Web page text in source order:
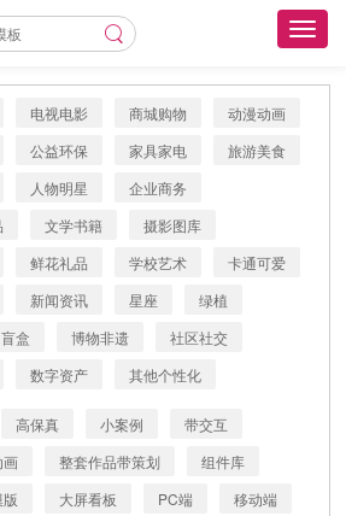
电视电影 商城购物
动漫动画
公益环保 家具家电
旅游美食
人物明星
企业商务
文学书籍
摄影图库
鲜花礼品 学校艺术
卡通可爱
新闻资讯 星座
绿植
盲盒 博物非遗
社区社交
数字资产 其他个性化
高保真 小案例
带交互
整套作品带策划
组件库
大屏看板 PC端
移动端